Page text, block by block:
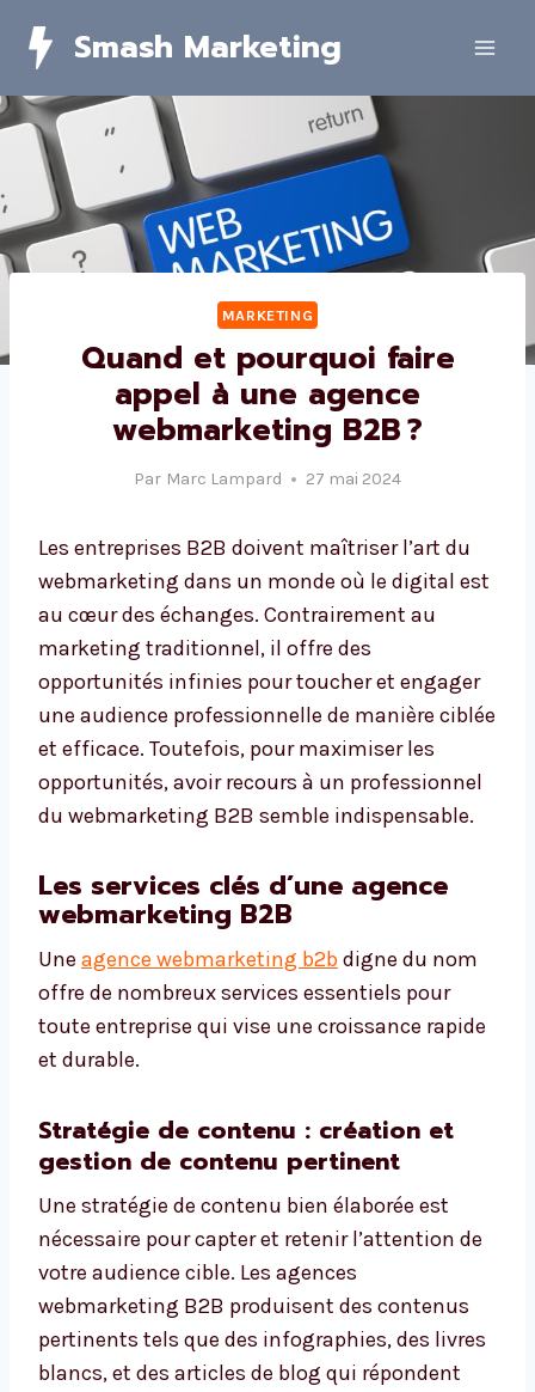
Smash Marketing
MARKETING
Quand et pourquoi faire
appel à une agence
webmarketing B2B ?
Par Marc Lampard 27 mai 2024
Les entreprises B2B doivent maîtriser l’art du
webmarketing dans un monde où le digital est
au cœur des échanges. Contrairement au
marketing traditionnel, il offre des
opportunités infinies pour toucher et engager
une audience professionnelle de manière ciblée
et efficace. Toutefois, pour maximiser les
opportunités, avoir recours à un professionnel
du webmarketing B2B semble indispensable.
Les services clés d’une agence
webmarketing B2B
Une agence webmarketing b2bdigne du nom
offre de nombreux services essentiels pour
toute entreprise qui vise une croissance rapide
et durable.
Stratégie de contenu : création et
gestion de contenu pertinent
Une stratégie de contenu bien élaborée est
nécessaire pour capter et retenir l’attention de
votre audience cible. Les agences
webmarketing B2B produisent des contenus
pertinents tels que des infographies, des livres
blancs, et des articles de blog qui répondent